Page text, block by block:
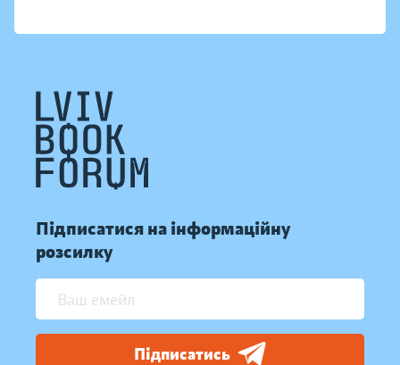
Підписатися на інформаційну
розсилку
Підписатись